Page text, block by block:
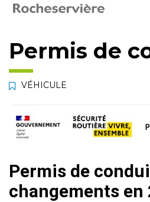
contenu
pied
Permis de
VÉHICULE
Permis de
changements en